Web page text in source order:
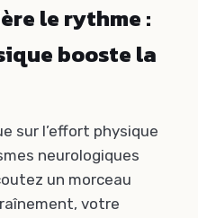
le rythme :
booste la
sur l’effort physique
neurologiques
un morceau
votre